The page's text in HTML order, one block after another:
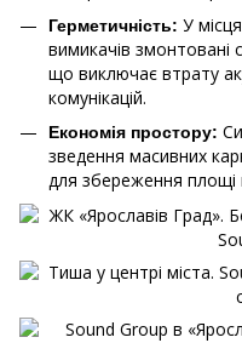
Герметичність: У
вимикачів змонтовані
що виключає втрату
комунікацій.
Економія простору:
зведення масивних
для збереження площі